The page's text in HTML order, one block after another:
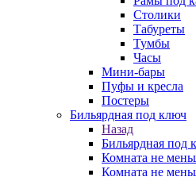
Столики
Табуреты
Тумбы
Часы
Мини-бары
Пуфы и кресла
Постеры
Бильярдная под ключ
Назад
Бильярдная под
Комната не
Комната не